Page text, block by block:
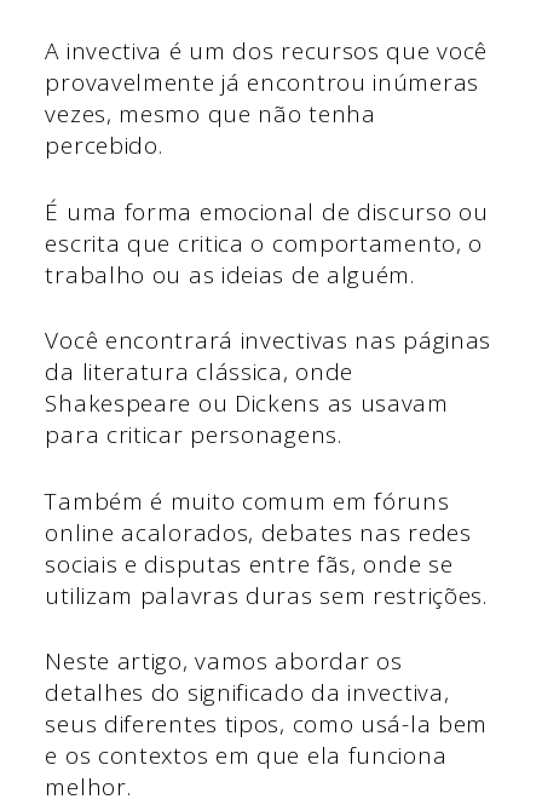
A invectiva é um dos recursos que você
provavelmente já encontrou inúmeras
vezes, mesmo que não tenha
percebido.
É uma forma emocional de discurso ou
escrita que critica o comportamento, o
trabalho ou as ideias de alguém.
Você encontrará invectivas nas páginas
da literatura clássica, onde
Shakespeare ou Dickens as usavam
para criticar personagens.
Também é muito comum em fóruns
online acalorados, debates nas redes
sociais e disputas entre fãs, onde se
utilizam palavras duras sem restrições.
Neste artigo, vamos abordar os
detalhes do significado da invectiva,
seus diferentes tipos, como usá-la bem
e os contextos em que ela funciona
melhor.